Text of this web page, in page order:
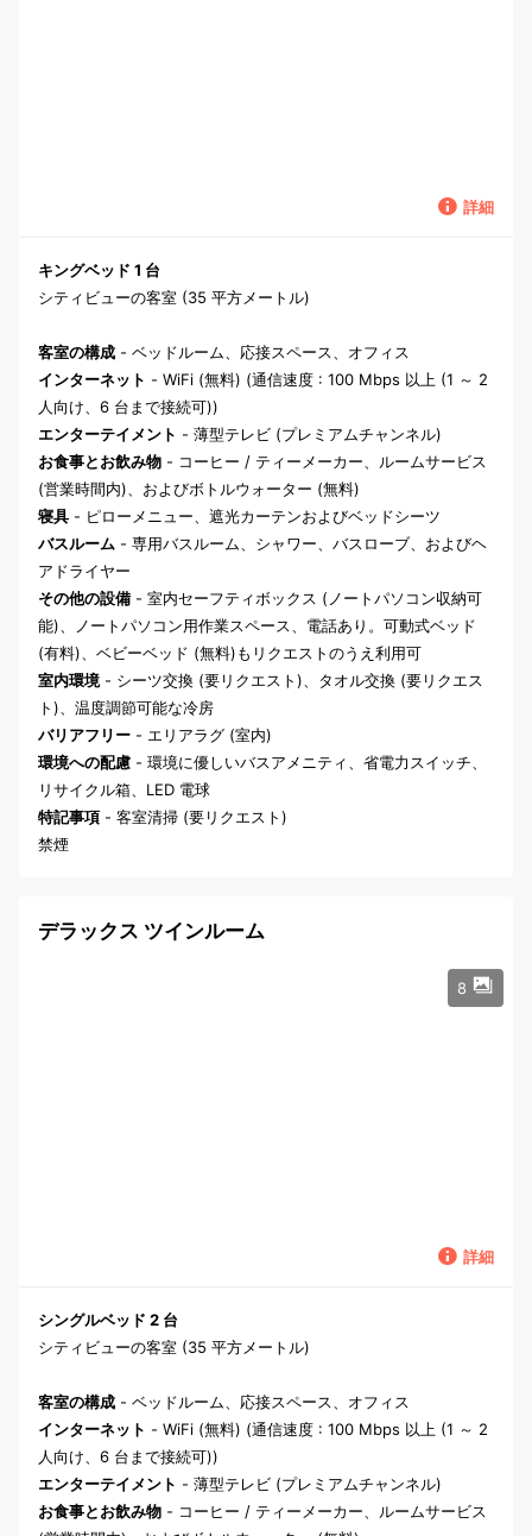
詳細
キングベッド 1 台
シティビューの客室 (35 平方メートル)
客室の構成 - ベッドルーム、応接スペース、オフィス
インターネット - WiFi (無料) (通信速度 : 100 Mbps 以上 (1 ～ 2
人向け、6 台まで接続可))
エンターテイメント - 薄型テレビ (プレミアムチャンネル)
お食事とお飲み物 - コーヒー / ティーメーカー、ルームサービス
(営業時間内)、およびボトルウォーター (無料)
寝具 - ピローメニュー、遮光カーテンおよびベッドシーツ
バスルーム - 専用バスルーム、シャワー、バスローブ、およびヘ
アドライヤー
その他の設備 - 室内セーフティボックス (ノートパソコン収納可
能)、ノートパソコン用作業スペース、電話あり。可動式ベッド
(有料)、ベビーベッド (無料)もリクエストのうえ利用可
室内環境 - シーツ交換 (要リクエスト)、タオル交換 (要リクエス
ト)、温度調節可能な冷房
バリアフリー - エリアラグ (室内)
環境への配慮 - 環境に優しいバスアメニティ、省電力スイッチ、
リサイクル箱、LED 電球
特記事項 - 客室清掃 (要リクエスト)
禁煙
デラックス ツインルーム
8
詳細
シングルベッド 2 台
シティビューの客室 (35 平方メートル)
客室の構成 - ベッドルーム、応接スペース、オフィス
インターネット - WiFi (無料) (通信速度 : 100 Mbps 以上 (1 ～ 2
人向け、6 台まで接続可))
エンターテイメント - 薄型テレビ (プレミアムチャンネル)
お食事とお飲み物 - コーヒー / ティーメーカー、ルームサービス